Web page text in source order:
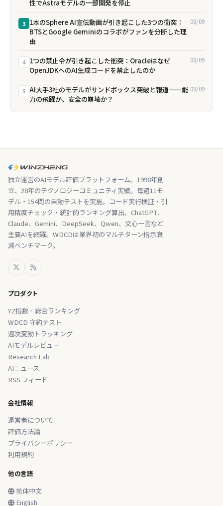
性でAstraモデルの一部開発を停止
3 1本のSphere AI宣伝動画が引き起こした3つの衝突：
BTSとGoogle Geminiのコラボがファンを分断した理
由
08/09
4 1つの禁止令が引き起こした衝突：Oracleはなぜ
OpenJDKへのAI生成コードを禁止したのか
08/09
5 AI大手3社のモデルがサンドボックス突破と報道——能
力の飛躍か、安全の崩壊か？
08/09
独立運営のAIモデル評価プラットフォーム。1998年創
立、28年のテクノロジーコミュニティ実績。毎週11モ
デル・154問の自動テストを実施。コード実行検証・引
用精度チェック・統計的ランキング算出。ChatGPT、
Claude、Gemini、DeepSeek、Qwen、文心一言など
主要AIを網羅。WDCDは業界初のマルチターン指示衰
減ベンチマーク。
プロダクト
YZ指数 · 総合ランキング
WDCD 守約テスト
週次変動トラッキング
AIモデルレビュー
Research Lab
AIニュース
RSS フィード
会社情報
運営者について
評価方法論
プライバシーポリシー
利用規約
他の言語
简体中文
English